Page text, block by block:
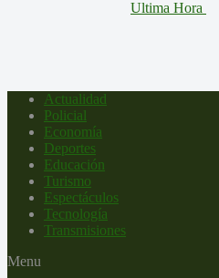
Actualidad
Policial
Economía
Deportes
Educación
Turismo
Espectáculos
Tecnología
Transmisiones
Menu